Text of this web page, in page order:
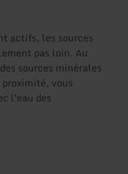
actifs, les sources
pas loin. Au
sources minérales
vous
l'eau des